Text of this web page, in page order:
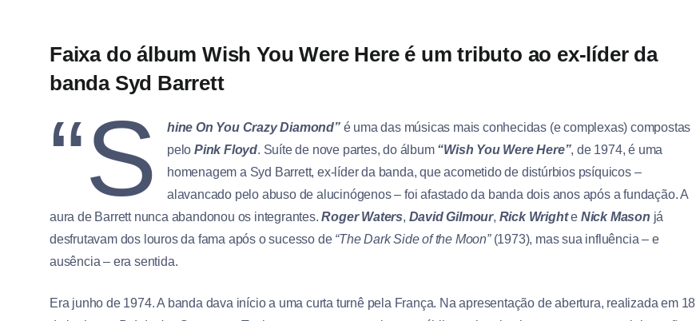
Faixa do álbum Wish You Were Here é um tributo ao ex-líder da
banda Syd Barrett
“S hine On You Crazy Diamond”é uma das músicas mais conhecidas (e complexas) compostas
peloPink Floyd. Suíte de nove partes, do álbum “Wish You Were Here”, de 1974, é uma
homenagem a Syd Barrett, ex-líder da banda, que acometido de distúrbios psíquicos –
alavancado pelo abuso de alucinógenos – foi afastado da banda dois anos após a fundação. A
aura de Barrett nunca abandonou os integrantes.Roger Waters, David Gilmour, Rick Wrighte Nick Mason já
desfrutavam dos louros da fama após o sucesso de “The Dark Side of the Moon”(1973), mas sua influência – e
ausência – era sentida.
Era junho de 1974. A banda dava início a uma curta turnê pela França. Na apresentação de abertura, realizada em 18